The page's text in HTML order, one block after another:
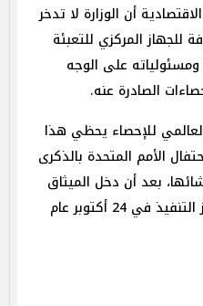
أن الوزارة لا تدخر
المركزي للتعبئة
ومسئولياته على الوجه
الصادرة عنه.
العالمي للإحصاء يحظي هذا
الأمم المتحدة بالذكرى
بعد أن دخل الميثاق
التأسيسي للمنظمة الأممية حيز التنفيذ في 24 أكتوبر عام